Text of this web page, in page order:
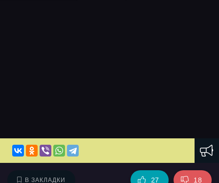
В ЗАКЛАДКИ 27 18